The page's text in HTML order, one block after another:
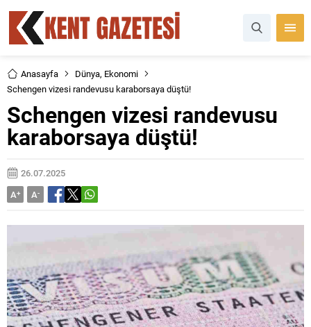
Anasayfa Dünya, Ekonomi
Schengen vizesi randevusu karaborsaya düştü!
Schengen vizesi randevusu
karaborsaya düştü!
26.07.2025
A+ A-